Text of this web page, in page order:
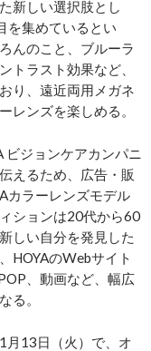
新しい選択肢とし
を集めているとい
んのこと、ブルーラ
トラスト効果など、
り、遠近両用メガネ
レンズを楽しめる。
ジョンケアカンパニ
えるため、広告・販
カラーレンズモデル
ションは20代から60
しい自分を発見した
HOYAのWebサイト
、動画など、幅広
る。
13日（火）で、オ